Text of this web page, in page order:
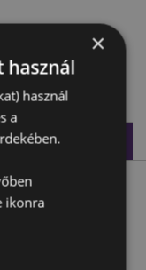
×
használ
használ
a
ikonra